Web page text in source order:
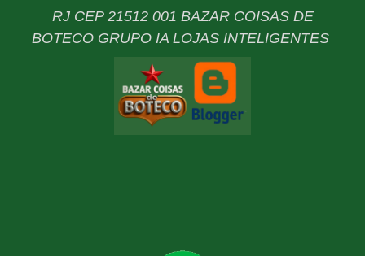
RJ CEP 21512 001 BAZAR COISAS DE
BOTECO GRUPO IA LOJAS INTELIGENTES